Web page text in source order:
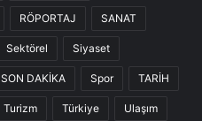
RÖPORTAJ SANAT
Sektörel Siyaset
SON DAKİKA Spor TARİH
Turizm Türkiye Ulaşım